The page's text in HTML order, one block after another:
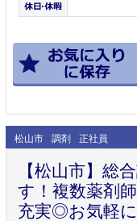
松山市 調剤 正社員
【松山市】総
す！複数薬剤
充実◎お気軽